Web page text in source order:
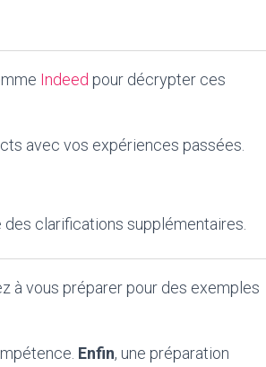
Indeed pour décrypter ces
avec vos expériences passées.
des clarifications supplémentaires.
à vous préparer pour des exemples
Enfin, une préparation